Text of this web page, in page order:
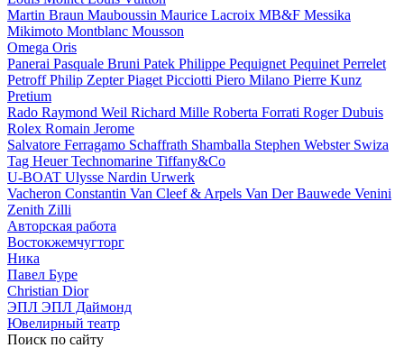
Martin Braun Mauboussin Maurice Lacroix MB&F Messika
Mikimoto Montblanc Mousson
Omega Oris
Panerai Pasquale Bruni Patek Philippe Pequignet Pequinet Perrelet
PetroffPhilip ZepterPiaget Picciotti Piero Milano Pierre Kunz
Pretium
Rado Raymond Weil Richard Mille Roberta Forrati Roger Dubuis
Rolex Romain Jerome
Salvatore Ferragamo Schaffrath Shamballa Stephen Webster Swiza
Tag HeuerTechnomarine Tiffany&Co
U-BOAT Ulysse Nardin Urwerk
Vacheron Constantin Van Cleef & Arpels Van Der Bauwede Venini
Zenith Zilli
Авторская работа
Востокжемчугторг
Ника
Павел Буре
Сhristian Dior
ЭПЛ ЭПЛ Даймонд
Ювелирный театр
Поиск по сайту